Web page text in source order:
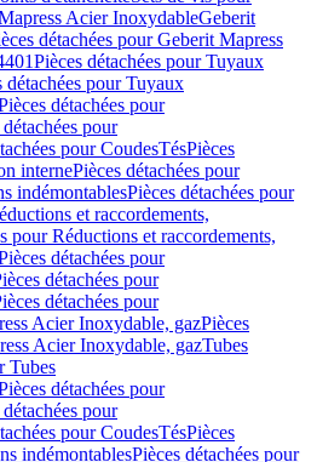
Acier InoxydableGeberit
détachées pour Geberit Mapress
Pièces détachées pour Tuyaux
détachées pour Tuyaux
détachées pour
pour
pour CoudesTésPièces
internePièces détachées pour
indémontablesPièces détachées pour
et raccordements,
pour Réductions et raccordements,
détachées pour
détachées pour
détachées pour
Acier Inoxydable, gazPièces
Acier Inoxydable, gazTubes
Tubes
détachées pour
pour
pour CoudesTésPièces
indémontablesPièces détachées pour